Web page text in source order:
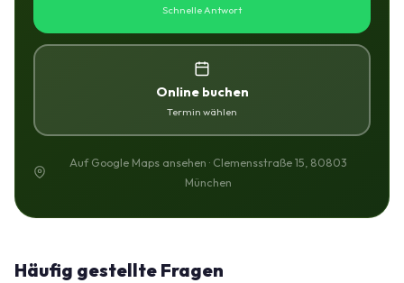
Schnelle Antwort
Online buchen
Termin wählen
Auf Google Maps ansehen · Clemensstraße 15, 80803
München
Häufig gestellte Fragen